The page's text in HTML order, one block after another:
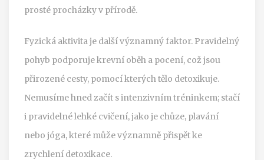
prosté procházky v přírodě.
Fyzická aktivita je další významný faktor. Pravidelný
pohyb podporuje krevní oběh a pocení, což jsou
přirozené cesty, pomocí kterých tělo detoxikuje.
Nemusíme hned začít s intenzivním tréninkem; stačí
i pravidelné lehké cvičení, jako je chůze, plavání
nebo jóga, které může významně přispět ke
zrychlení detoxikace.